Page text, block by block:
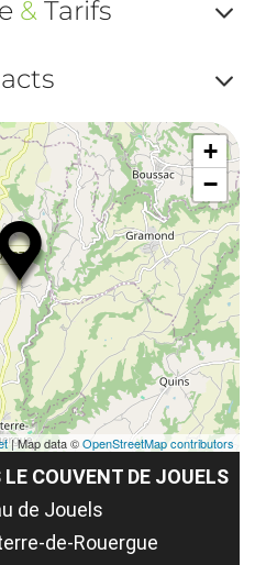
ou
& Tarifs
ou
et
ou
COUVENT DE JOUELS
de Jouels
de-Rouergue
+
−
| Map data ©OpenStreetMap contributors